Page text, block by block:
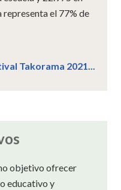
representa el 77% de
Takorama 2021...
objetivo ofrecer
educativo y